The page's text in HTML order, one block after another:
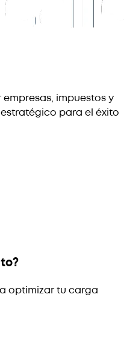
impuestos y
para el éxito
optimizar tu carga